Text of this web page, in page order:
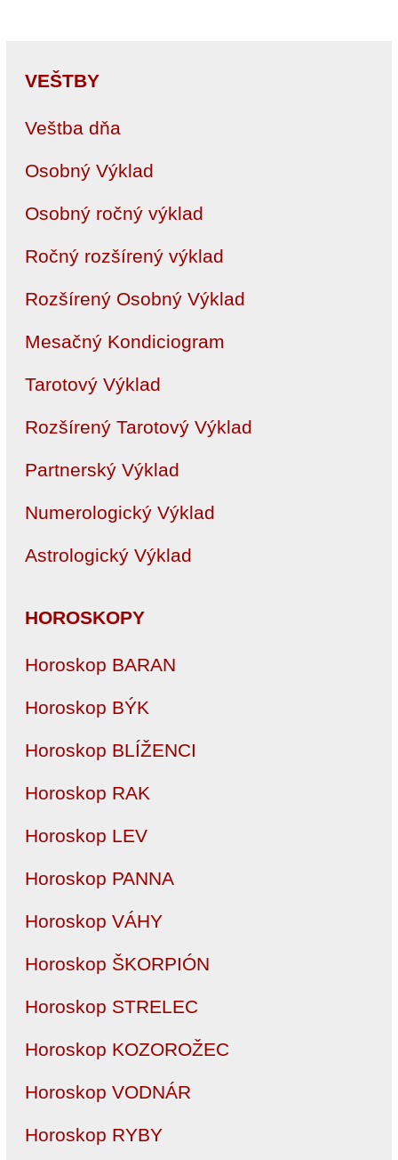
VEŠTBY
Veštba dňa
Osobný Výklad
Osobný ročný výklad
Ročný rozšírený výklad
Rozšírený Osobný Výklad
Mesačný Kondiciogram
Tarotový Výklad
Rozšírený Tarotový Výklad
Partnerský Výklad
Numerologický Výklad
Astrologický Výklad
HOROSKOPY
Horoskop BARAN
Horoskop BÝK
Horoskop BLÍŽENCI
Horoskop RAK
Horoskop LEV
Horoskop PANNA
Horoskop VÁHY
Horoskop ŠKORPIÓN
Horoskop STRELEC
Horoskop KOZOROŽEC
Horoskop VODNÁR
Horoskop RYBY